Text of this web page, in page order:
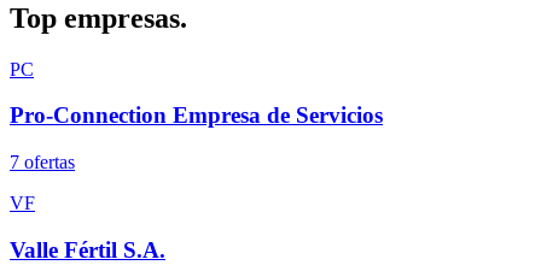
Top empresas.
PC
Pro-Connection Empresa de Servicios
7 ofertas
VF
Valle Fértil S.A.